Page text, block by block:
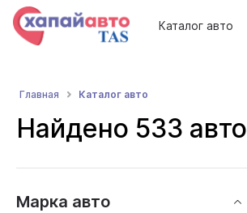
Каталог авто
Главная Каталог авто
Найдено 533 авто
Марка авто